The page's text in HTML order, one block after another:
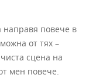
повече в
от тях –
сцена на
мен повече.